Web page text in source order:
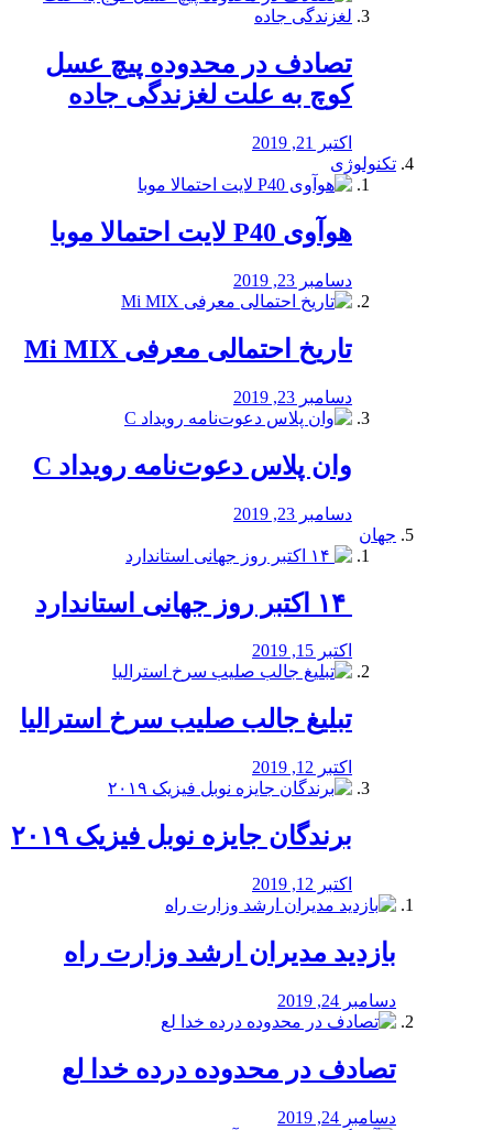
تصادف در محدوده پیچ عسل
کوچ به علت لغزندگی جاده
اکتبر 21, 2019
تکنولوژی
هوآوی P40 لایت احتمالا موبا
دسامبر 23, 2019
تاریخ احتمالی معرفی Mi MIX
دسامبر 23, 2019
وان پلاس دعوت‌نامه رویداد C
دسامبر 23, 2019
جهان
اکتبر 15, 2019
تبلیغ جالب صلیب سرخ استرالیا
اکتبر 12, 2019
برندگان جایزه نوبل فیزیک ۲۰۱۹
اکتبر 12, 2019
بازدید مدیران ارشد وزارت راه
دسامبر 24, 2019
تصادف در محدوده درده خدا لع
دسامبر 24, 2019